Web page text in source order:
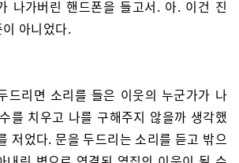
나가버린 핸드폰을 들고서. 아. 이건 진
이 아니었다.
드리면 소리를 들은 이웃의 누군가가 나
를 치우고 나를 구해주지 않을까 생각했
저었다. 문을 두드리는 소리를 듣고 밖으